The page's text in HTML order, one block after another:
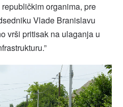
organima, pre
Vlade Branislavu
vrši pritisak na ulaganja u